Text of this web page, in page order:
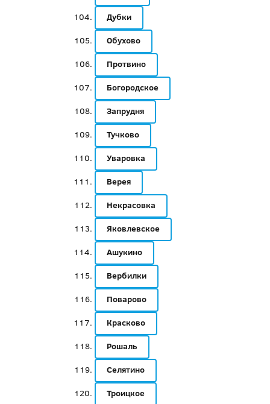
Дубки
Обухово
Протвино
Богородское
Запрудня
Тучково
Уваровка
Верея
Некрасовка
Яковлевское
Ашукино
Вербилки
Поварово
Красково
Рошаль
Селятино
Троицкое